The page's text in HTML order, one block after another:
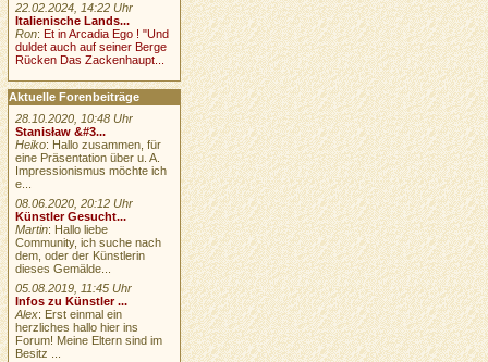
22.02.2024, 14:22 Uhr
Italienische Lands...
Ron:Et in Arcadia Ego ! "Und
duldet auch auf seiner Berge
Rücken Das Zackenhaupt...
Aktuelle Forenbeiträge
28.10.2020, 10:48 Uhr
Stanisław &#3...
Heiko: Hallo zusammen, für
eine Präsentation über u. A.
Impressionismus möchte ich
e...
08.06.2020, 20:12 Uhr
Künstler Gesucht...
Martin: Hallo liebe
Community, ich suche nach
dem, oder der Künstlerin
dieses Gemälde...
05.08.2019, 11:45 Uhr
Infos zu Künstler ...
Alex: Erst einmal ein
herzliches hallo hier ins
Forum! Meine Eltern sind im
Besitz ...